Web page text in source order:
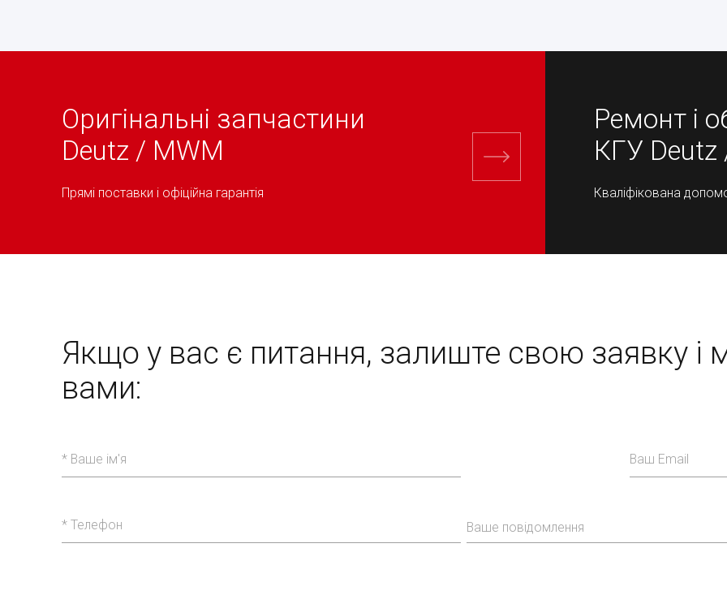
Оригінальні запчастини
Deutz / MWM
Прямі поставки і офіційна гарантія
Ремонт і
КГУ
Кваліфікована
Якщо у вас є питання, залиште свою заявку і
вами: